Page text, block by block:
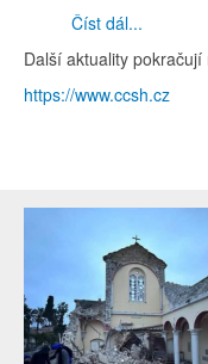
Číst dál...
Další aktuality pokračují
https://www.ccsh.cz